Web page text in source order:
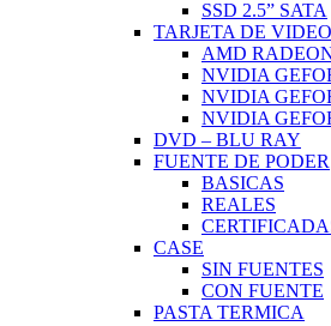
SSD 2.5” SATA
TARJETA DE VIDEO
AMD
NVIDIA
NVIDIA
NVIDIA
DVD – BLU RAY
FUENTE DE PODER
BASICAS
REALES
CASE
SIN FUENTES
CON FUENTE
PASTA TERMICA